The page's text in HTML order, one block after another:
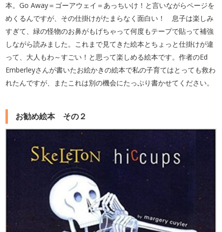
本。Go Away＝ゴーアウェイ＝あっちいけ！と言いながらページを
めくるんですが、その仕掛けがたまらなく面白い！ 息子は楽しみ
すぎて、緑の怪物のお鼻がもげちゃって何度もテープで貼って補強
しながら読みました。これまで見てきた絵本とちょっと仕掛けが違
って、大人もわ～すごい！と思って楽しめる絵本です。作者のEd
Emberleyさんが書いたお絵かきの絵本で私の子育てはとっても救わ
れたんですが、またこれは別の機会にたっぷり書かせてください。
お勧め絵本 その２